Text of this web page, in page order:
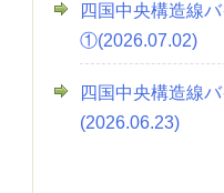
四国中央構造線
①(2026.07.02)
四国中央構造線
(2026.06.23)